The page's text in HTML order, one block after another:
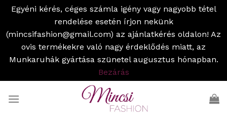
Egyéni kérés, céges számla igény vagy nagyobb tétel
rendelése esetén írjon nekünk
(mincsifashion@gmail.com) az ajánlatkérés oldalon! Az
ovis termékekre való nagy érdeklődés miatt, az
Munkaruhák gyártása szünetel augusztus hónapban.
Bezárás